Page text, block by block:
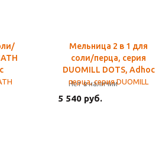
Мельница 2 в 1 для
соли/перца, серия
DUOMILL DOTS, Adhoc
Нет в наличии
5 540 руб.